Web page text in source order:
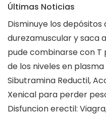
Últimas Noticias
Disminuye los
durezamuscular y saca
pude combinarse con
de los niveles en
Sibutramina Reductil,
Xenical para perder
Disfuncion erectil: